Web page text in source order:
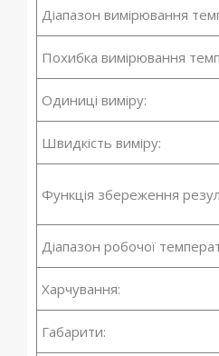
Діапазон вимірювання
Похибка вимірювання
Одиниці виміру:
Швидкість виміру:
Функція збереження
Діапазон робочої
Харчування:
Габарити: